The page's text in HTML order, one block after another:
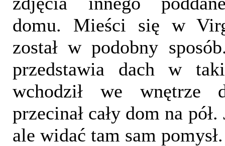
domu. Mieści się w
został w podobny
przedstawia dach w
wchodził we wnętrze
przecinał cały dom na
ale widać tam sam pomysł.